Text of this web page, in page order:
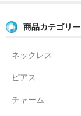
商品カテゴリー
ネックレス
ピアス
チャーム